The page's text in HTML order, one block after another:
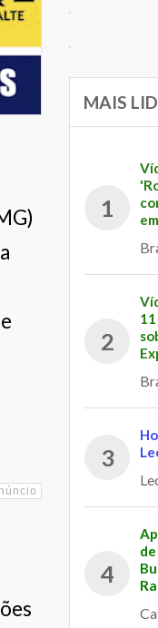
MAIS
1
2
3
4